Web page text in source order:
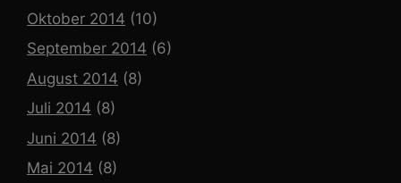
Oktober 2014 (10)
September 2014 (6)
August 2014 (8)
Juli 2014 (8)
Juni 2014 (8)
Mai 2014 (8)